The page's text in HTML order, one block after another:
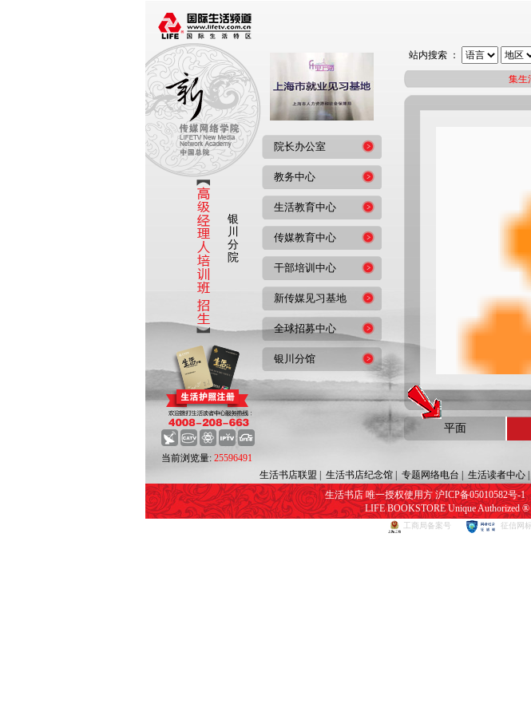
站内搜索 ：
集生
当前浏览量: 25596491
银
川
分
院
院长办公室
教务中心
生活教育中心
传媒教育中心
干部培训中心
新传媒见习基地
全球招募中心
银川分馆
平面
生活书店联盟 生活书店纪念馆| 专题网络电台 生活读者中心|
生活书店 唯一授权使用方 沪ICP备05010582号
LIFE BOOKSTORE Unique Authorized ®
工商局备案号 征信网